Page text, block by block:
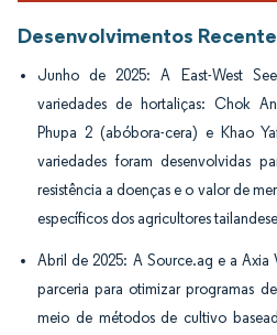
Desenvolvimentos
Junho de 2025: A East-West
variedades de hortaliças: Chok
Phupa 2 (abóbora-cera) e Khao
variedades foram desenvolvidas
resistência a doenças e o valor de
específicos dos agricultores
Abril de 2025: A Source.ag e a Axia
parceria para otimizar programas
meio de métodos de cultivo